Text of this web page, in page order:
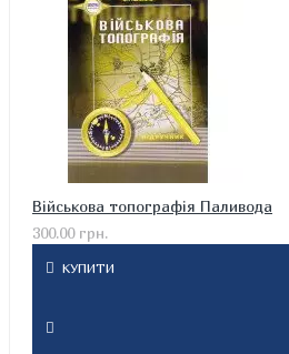
Військова топографія Паливода
300.00 грн.
КУПИТИ